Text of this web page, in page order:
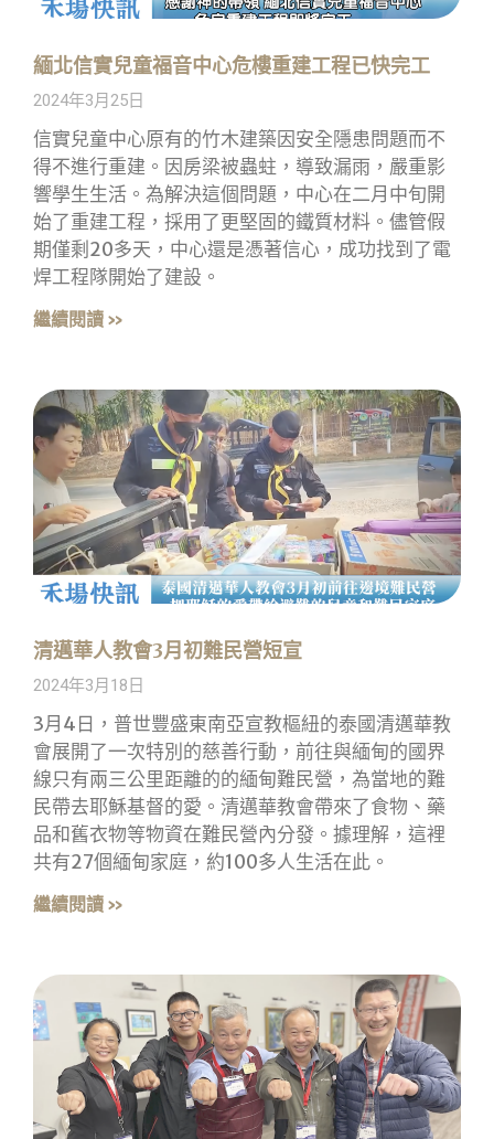
緬北信實兒童福音中心危樓重建工程已快完工
2024年3月25日
信實兒童中心原有的竹木建築因安全隱患問題而不
得不進行重建。因房梁被蟲蛀，導致漏雨，嚴重影
響學生生活。為解決這個問題，中心在二月中旬開
始了重建工程，採用了更堅固的鐵質材料。儘管假
期僅剩20多天，中心還是憑著信心，成功找到了電
焊工程隊開始了建設。
繼續閱讀 »
清邁華人教會3月初難民營短宣
2024年3月18日
3月4日，普世豐盛東南亞宣教樞紐的泰國清邁華教
會展開了一次特別的慈善行動，前往與緬甸的國界
線只有兩三公里距離的的緬甸難民營，為當地的難
民帶去耶穌基督的愛。清邁華教會帶來了食物、藥
品和舊衣物等物資在難民營內分發。據理解，這裡
共有27個緬甸家庭，約100多人生活在此。
繼續閱讀 »